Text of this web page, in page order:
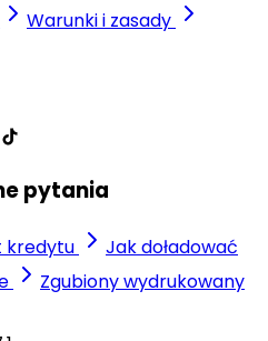
Warunki i zasady
pytania
kredytu
Jak doładować
Zgubiony wydrukowany